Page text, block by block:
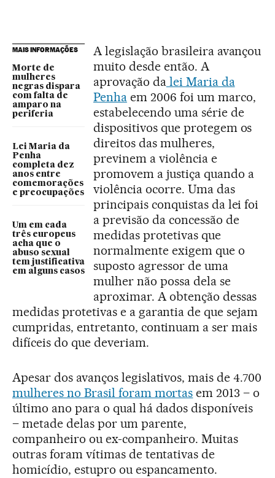
MAIS INFORMAÇÕES
Morte de
mulheres
negras dispara
com falta de
amparo na
periferia
Lei Maria da
Penha
completa dez
anos entre
comemorações
e preocupações
Um em cada
três europeus
acha que o
abuso sexual
tem justificativa
em alguns casos
A legislação brasileira avançou
muito desde então. A
aprovação dalei Maria da
Penhaem 2006 foi um marco,
estabelecendo uma série de
dispositivos que protegem os
direitos das mulheres,
previnem a violência e
promovem a justiça quando a
violência ocorre. Uma das
principais conquistas da lei foi
a previsão da concessão de
medidas protetivas que
normalmente exigem que o
suposto agressor de uma
mulher não possa dela se
aproximar. A obtenção dessas
medidas protetivas e a garantia de que sejam
cumpridas, entretanto, continuam a ser mais
difíceis do que deveriam.
Apesar dos avanços legislativos, mais de 4.700
mulheres no Brasil foram mortas em 2013 – o
último ano para o qual há dados disponíveis
– metade delas por um parente,
companheiro ou ex-companheiro. Muitas
outras foram vítimas de tentativas de
homicídio, estupro ou espancamento.